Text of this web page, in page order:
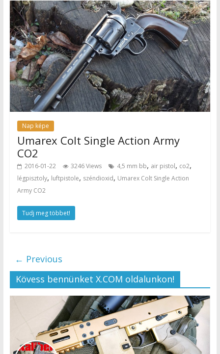
Nap képe
Umarex Colt Single Action Army
CO2
2016-01-22 3246 Views 4,5 mm bb, air pistol, co2,
légpisztoly, luftpistole, széndioxid, Umarex Colt Single Action
Army CO2
Tudj meg többet!
← Previous
Kövess bennünket X.COM oldalunkon!